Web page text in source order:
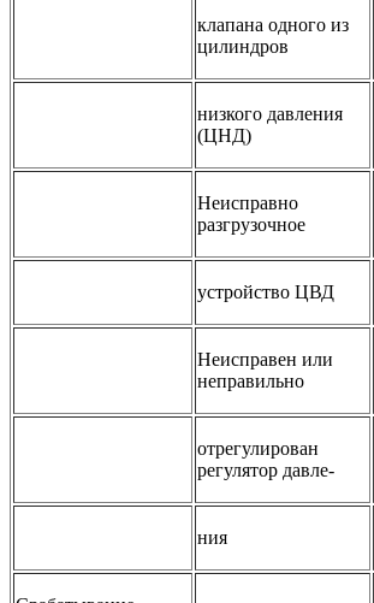
клапана одного из
цилиндров
низкого давления
(ЦНД)
Неисправно
разгрузочное
устройство ЦВД
Неисправен или
неправильно
отрегулирован
регулятор давле-
ния